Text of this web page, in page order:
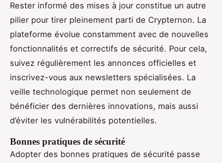
Rester informé des mises à jour constitue un autre
pilier pour tirer pleinement parti de Crypternon. La
plateforme évolue constamment avec de nouvelles
fonctionnalités et correctifs de sécurité. Pour cela,
suivez régulièrement les annonces officielles et
inscrivez-vous aux newsletters spécialisées. La
veille technologique permet non seulement de
bénéficier des dernières innovations, mais aussi
d’éviter les vulnérabilités potentielles.
Bonnes pratiques de sécurité
Adopter des bonnes pratiques de sécurité passe